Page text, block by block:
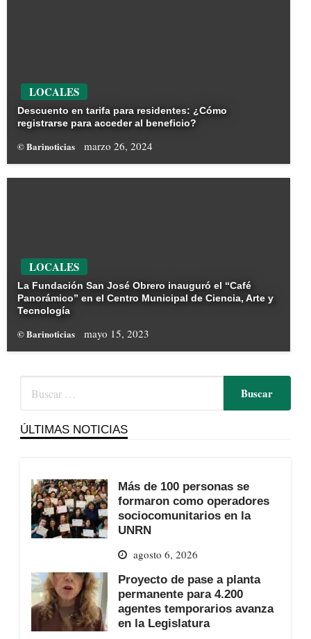
LOCALES
Descuento en tarifa para residentes: ¿Cómo
registrarse para acceder al beneficio?
© Barinoticias marzo 26, 2024
LOCALES
La Fundación San José Obrero inauguró el “Café
Panorámico” en el Centro Municipal de Ciencia, Arte y
Tecnología
© Barinoticias mayo 15, 2023
ÚLTIMAS NOTICIAS
Más de 100 personas se
formaron como operadores
sociocomunitarios en la
UNRN
agosto 6, 2026
Proyecto de pase a planta
permanente para 4.200
agentes temporarios avanza
en la Legislatura